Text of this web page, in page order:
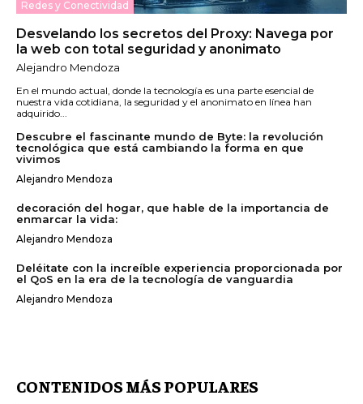
Redes y Conectividad
Desvelando los secretos del Proxy: Navega por
la web con total seguridad y anonimato
Alejandro Mendoza
En el mundo actual, donde la tecnología es una parte esencial de
nuestra vida cotidiana, la seguridad y el anonimato en línea han
adquirido...
Descubre el fascinante mundo de Byte: la revolución
tecnológica que está cambiando la forma en que
vivimos
Alejandro Mendoza
decoración del hogar, que hable de la importancia de
enmarcar la vida:
Alejandro Mendoza
Deléitate con la increíble experiencia proporcionada por
el QoS en la era de la tecnología de vanguardia
Alejandro Mendoza
CONTENIDOS MÁS POPULARES